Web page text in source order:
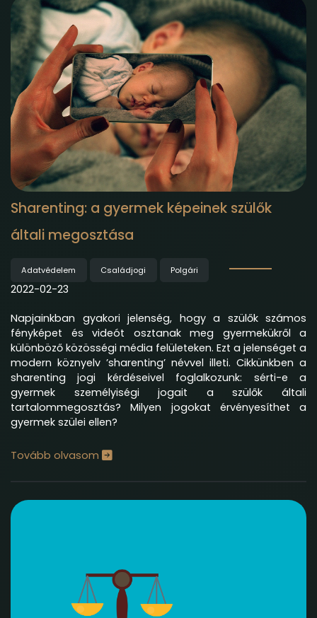
Sharenting: a gyermek képeinek szülők
általi megosztása
Adatvédelem Családjogi Polgári
2022-02-23
Napjainkban gyakori jelenség, hogy a szülők számos
fényképet és videót osztanak meg gyermekükről a
különböző közösségi média felületeken. Ezt a jelenséget a
modern köznyelv ’sharenting’ névvel illeti. Cikkünkben a
sharenting jogi kérdéseivel foglalkozunk: sérti-e a
gyermek személyiségi jogait a szülők általi
tartalommegosztás? Milyen jogokat érvényesíthet a
gyermek szülei ellen?
Tovább olvasom